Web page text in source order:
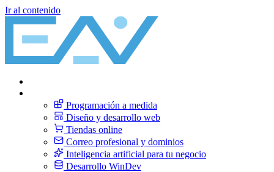
Ir al contenido
Programación a medida
Diseño y desarrollo web
Tiendas online
Correo profesional y dominios
Inteligencia artificial para tu negocio
Desarrollo WinDev